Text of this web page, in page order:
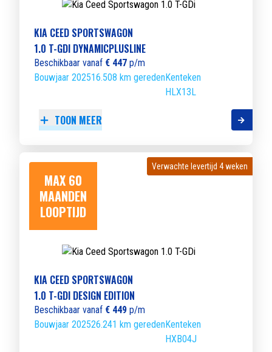
KIA CEED SPORTSWAGON
1.0 T-GDI DYNAMICPLUSLINE
Beschikbaar vanaf € 447 p/m
Bouwjaar 202516.508 km geredenKenteken
HLX13L
TOON MEER
MAX 60
MAANDEN
LOOPTIJD
Verwachte levertijd 4 weken
Verwachte levertijd 4 weken
KIA CEED SPORTSWAGON
1.0 T-GDI DESIGN EDITION
Beschikbaar vanaf € 449 p/m
Bouwjaar 202526.241 km geredenKenteken
HXB04J